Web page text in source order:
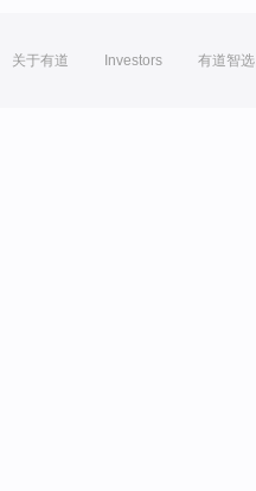
关于有道 Investors 有道智选